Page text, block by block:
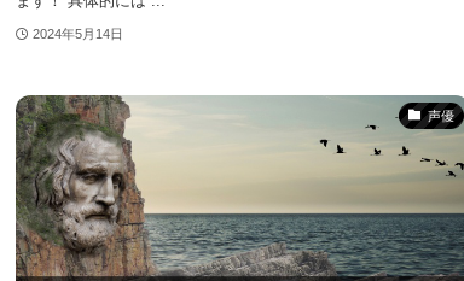
2024年5月14日
声優